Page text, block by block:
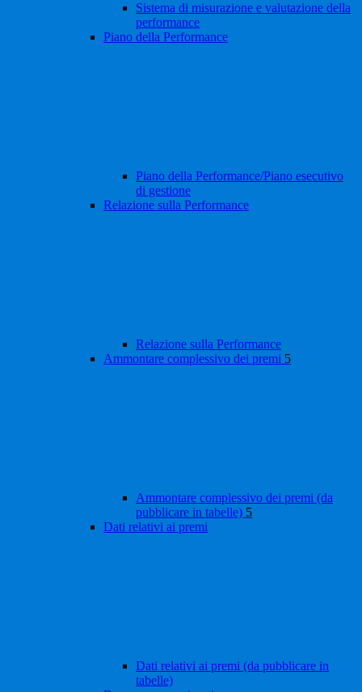
Sistema di misurazione e valutazione della
performance
Piano della Performance
Piano della Performance/Piano esecutivo
di gestione
Relazione sulla Performance
Relazione sulla Performance
Ammontare complessivo dei premi 5
Ammontare complessivo dei premi (da
pubblicare in tabelle) 5
Dati relativi ai premi
Dati relativi ai premi (da pubblicare in
tabelle)